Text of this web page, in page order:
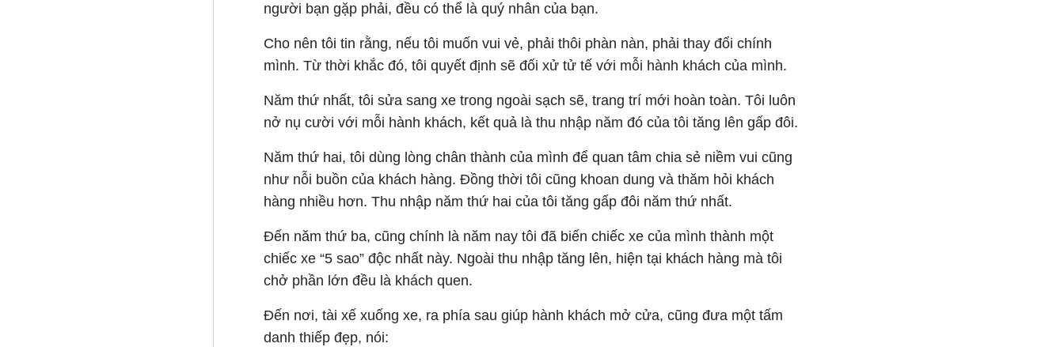
người bạn gặp phải, đều có thể là quý nhân của bạn.
Cho nên tôi tin rằng, nếu tôi muốn vui vẻ, phải thôi phàn nàn, phải thay đổi chính
mình. Từ thời khắc đó, tôi quyết định sẽ đối xử tử tế với mỗi hành khách của mình.
Năm thứ nhất, tôi sửa sang xe trong ngoài sạch sẽ, trang trí mới hoàn toàn. Tôi luôn
nở nụ cười với mỗi hành khách, kết quả là thu nhập năm đó của tôi tăng lên gấp đôi.
Năm thứ hai, tôi dùng lòng chân thành của mình để quan tâm chia sẻ niềm vui cũng
như nỗi buồn của khách hàng. Đồng thời tôi cũng khoan dung và thăm hỏi khách
hàng nhiều hơn. Thu nhập năm thứ hai của tôi tăng gấp đôi năm thứ nhất.
Đến năm thứ ba, cũng chính là năm nay tôi đã biến chiếc xe của mình thành một
chiếc xe “5 sao” độc nhất này. Ngoài thu nhập tăng lên, hiện tại khách hàng mà tôi
chở phần lớn đều là khách quen.
Đến nơi, tài xế xuống xe, ra phía sau giúp hành khách mở cửa, cũng đưa một tấm
danh thiếp đẹp, nói: